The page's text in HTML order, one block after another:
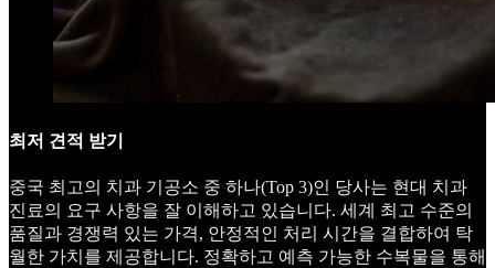
최저 견적 받기
중국 최고의 치과 기공소 중 하나(Top 3)인 당사는 현대 치과
진료의 요구 사항을 잘 이해하고 있습니다. 세계 최고 수준의
품질과 경쟁력 있는 가격, 안정적인 처리 시간을 결합하여 탁
월한 가치를 제공합니다. 정확하고 예측 가능한 수복물을 통해